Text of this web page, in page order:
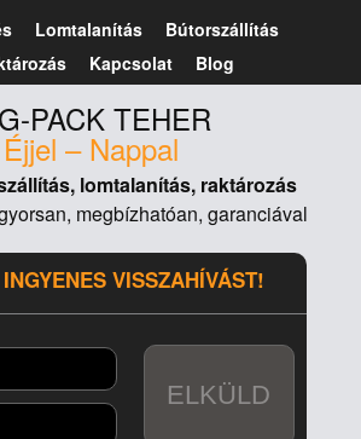
Lomtalanítás
Bútorszállítás
Kapcsolat Blog
PACK TEHER
Éjjel – Nappal
lomtalanítás, raktározás
megbízhatóan, garanciával
INGYENES VISSZAHÍVÁST!
ELKÜLD